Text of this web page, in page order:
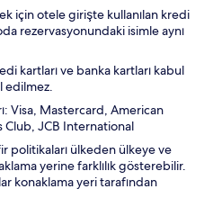
için otele girişte kullanılan kredi
rezervasyonundaki isimle aynı
kartları ve banka kartları kabul
edilmez.
Visa, Mastercard, American
Club, JCB International
politikaları ülkeden ülkeye ve
yerine farklılık gösterebilir.
konaklama yeri tarafından